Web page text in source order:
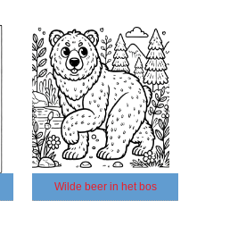
Wilde beer in het bos